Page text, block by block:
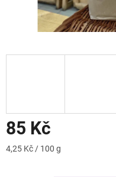
85 Kč
Měrná
4,25 Kč / 100 g